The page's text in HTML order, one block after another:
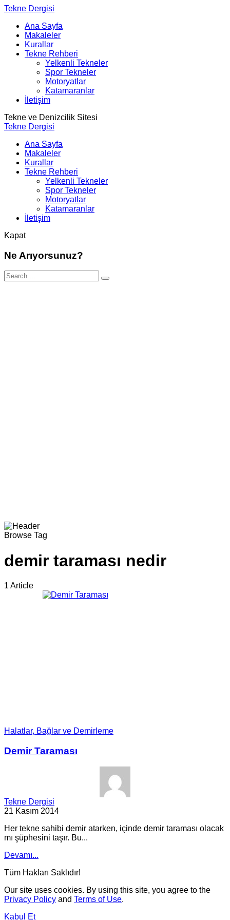
Tekne Dergisi
Ana Sayfa
Makaleler
Kurallar
Tekne Rehberi
Yelkenli Tekneler
Spor Tekneler
Motoryatlar
Katamaranlar
İletişim
Tekne ve Denizcilik Sitesi
Tekne Dergisi
Ana Sayfa
Makaleler
Kurallar
Tekne Rehberi
Yelkenli Tekneler
Spor Tekneler
Motoryatlar
Katamaranlar
İletişim
Kapat
Ne Arıyorsunuz?
Browse Tag
demir taraması nedir
1 Article
Halatlar, Bağlar ve Demirleme
Demir Taraması
Tekne Dergisi
21 Kasım 2014
Her tekne sahibi demir atarken, içinde demir taraması olacak
mı şüphesini taşır. Bu...
Devamı...
Tüm Hakları Saklıdır!
Our site uses cookies. By using this site, you agree to the
Privacy Policy and Terms of Use.
Kabul Et